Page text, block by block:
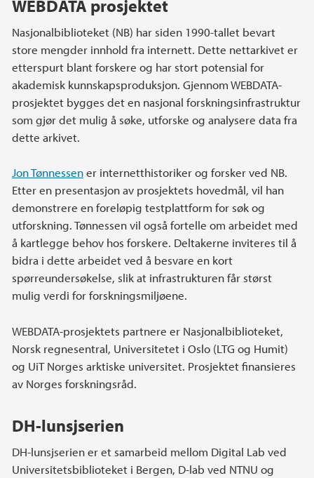
WEBDATA prosjektet
Nasjonalbiblioteket (NB) har siden 1990-tallet bevart
store mengder innhold fra internett. Dette nettarkivet er
etterspurt blant forskere og har stort potensial for
akademisk kunnskapsproduksjon. Gjennom WEBDATA-
prosjektet bygges det en nasjonal forskningsinfrastruktur
som gjør det mulig å søke, utforske og analysere data fra
dette arkivet.
Jon Tønnessener internetthistoriker og forsker ved NB.
Etter en presentasjon av prosjektets hovedmål, vil han
demonstrere en foreløpig testplattform for søk og
utforskning. Tønnessen vil også fortelle om arbeidet med
å kartlegge behov hos forskere. Deltakerne inviteres til å
bidra i dette arbeidet ved å besvare en kort
spørreundersøkelse, slik at infrastrukturen får størst
mulig verdi for forskningsmiljøene.
WEBDATA-prosjektets partnere er Nasjonalbiblioteket,
Norsk regnesentral, Universitetet i Oslo (LTG og Humit)
og UiT Norges arktiske universitet. Prosjektet finansieres
av Norges forskningsråd.
DH-lunsjserien
DH-lunsjserien er et samarbeid mellom Digital Lab ved
Universitetsbiblioteket i Bergen, D-lab ved NTNU og